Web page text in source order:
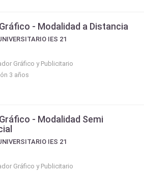
- Modalidad a Distancia
IES 21
Gráfico y Publicitario
3 años
- Modalidad Semi
IES 21
Gráfico y Publicitario